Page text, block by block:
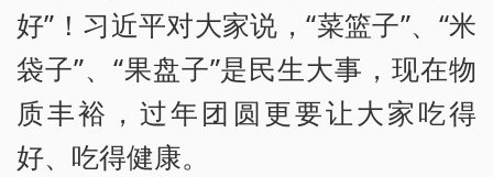
好”！习近平对大家说，“菜篮子”、“米
袋子”、“果盘子”是民生大事，现在物
质丰裕，过年团圆更要让大家吃得
好、吃得健康。